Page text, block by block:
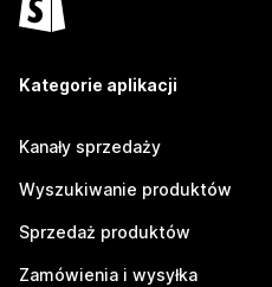
Kategorie aplikacji
Kanały sprzedaży
Wyszukiwanie produktów
Sprzedaż produktów
Zamówienia i wysyłka